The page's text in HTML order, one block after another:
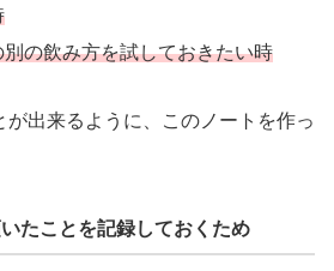
の飲み方を試しておきたい時
が出来るように、このノートを作っ
たことを記録しておくため